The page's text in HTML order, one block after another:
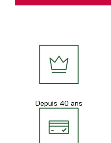
Depuis 40 ans